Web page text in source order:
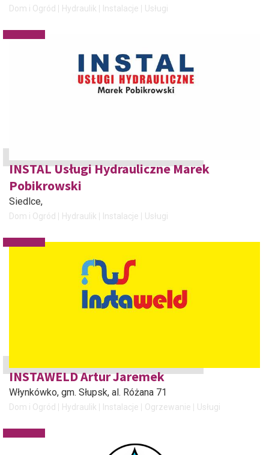
Dom i Ogród Hydraulik Instalacje Usługi
INSTAL Usługi Hydrauliczne Marek
Pobikrowski
Siedlce,
Dom i Ogród Hydraulik Instalacje Usługi
INSTAWELD Artur Jaremek
Włynkówko, gm. Słupsk, al. Różana 71
Dom i Ogród Hydraulik Instalacje Ogrzewanie Usługi